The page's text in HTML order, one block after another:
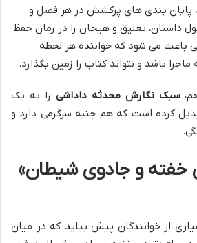
پایان بندی های پرکشش در هر فصل و
داستان، تعلیق و هیجان را در رمان حفظ
باعث می شود که خواننده هر لحظه
باشد و نتواند کتاب را زمین بگذارد.
سبک نگارش محدثه داداشی را به یک
کرده است که هم جنبه سرگرمی دارد و
خفته و جادوی شیطان»
از خوانندگان پیش بیاید که در میان